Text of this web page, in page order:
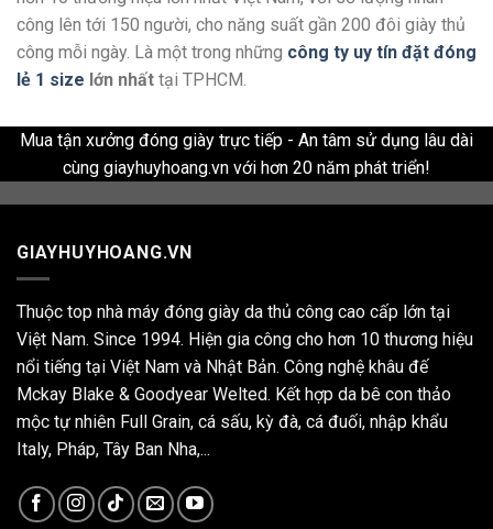
công lên tới 150 người, cho năng suất gần 200 đôi giày thủ
công mỗi ngày. Là một trong những công ty uy tín đặt đóng
lẻ 1 size lớn nhất tại TPHCM.
Mua tận xưởng đóng giày trực tiếp - An tâm sử dụng lâu dài
cùng giayhuyhoang.vn với hơn 20 năm phát triển!
GIAYHUYHOANG.VN
Thuộc top nhà máy đóng giày da thủ công cao cấp lớn tại
Việt Nam. Since 1994. Hiện gia công cho hơn 10 thương hiệu
nổi tiếng tại Việt Nam và Nhật Bản. Công nghệ khâu đế
Mckay Blake & Goodyear Welted. Kết hợp da bê con thảo
mộc tự nhiên Full Grain, cá sấu, kỳ đà, cá đuối, nhập khẩu
Italy, Pháp, Tây Ban Nha,...